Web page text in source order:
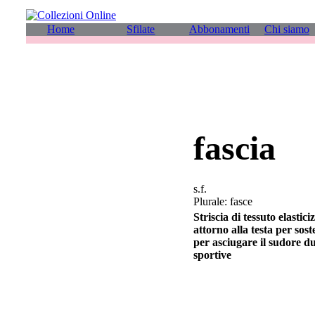
Home Sfilate Abbonamenti Chi siamo
fascia
s.f.
Plurale: fasce
Striscia di tessuto
attorno alla testa per
per asciugare il sudore
sportive